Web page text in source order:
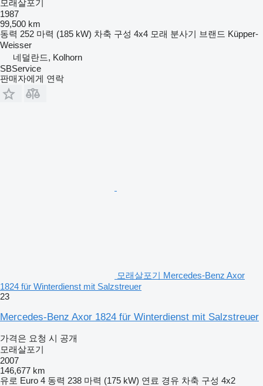
모래살포기
1987
99,500 km
동력 252 마력 (185 kW) 차축 구성 4x4 모래 분사기 브랜드 Küpper-
Weisser
네덜란드, Kolhorn
SBService
판매자에게 연락
모래살포기 Mercedes-Benz Axor
1824 für Winterdienst mit Salzstreuer
23
Mercedes-Benz Axor 1824 für Winterdienst mit Salzstreuer
가격은 요청 시 공개
모래살포기
2007
146,677 km
유로 Euro 4 동력 238 마력 (175 kW) 연료 경유 차축 구성 4x2